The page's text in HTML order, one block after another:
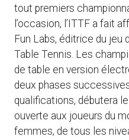
tout premiers
l’occasion, l’ITTF a fait
Fun Labs, éditrice du jeu
Table Tennis. Les
de table en version
deux phases
qualifications, débutera
ouverte aux joueurs du
femmes, de tous les